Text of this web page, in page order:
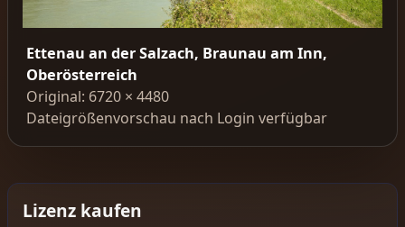
Ettenau an der Salzach, Braunau am Inn,
Oberösterreich
Original: 6720 × 4480
Dateigrößenvorschau nach Login verfügbar
Lizenz kaufen